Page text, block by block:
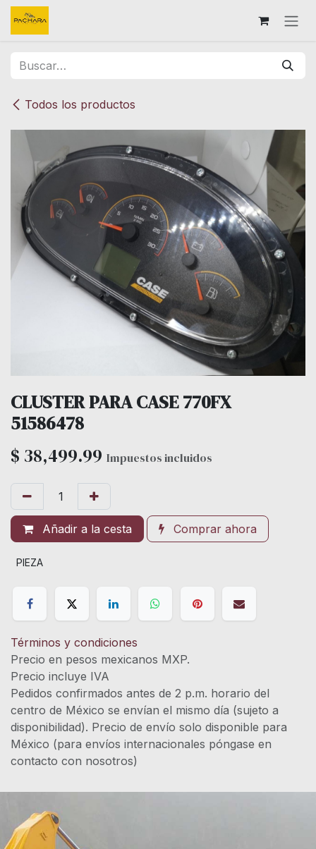
Ir al contenido
Todos los productos
CLUSTER PARA CASE 770FX
51586478
$ 38,499.99 Impuestos incluidos
Añadir a la cesta Comprar ahora
PIEZA
Términos y condiciones
Precio en pesos mexicanos MXP.
Precio incluye IVA
Pedidos confirmados antes de 2 p.m. horario del
centro de México se envían el mismo día (sujeto a
disponibilidad). Precio de envío solo disponible para
México (para envíos internacionales póngase en
contacto con nosotros)